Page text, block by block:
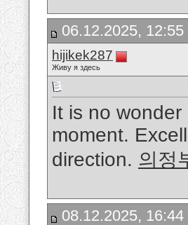
06.12.2025, 12:55
hijikek287
Живу я здесь
It is no
moment.
direction. 의정
08.12.2025, 16:44